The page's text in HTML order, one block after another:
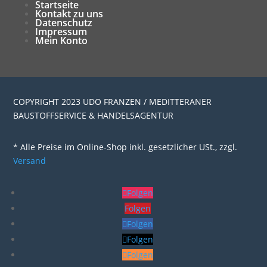
Startseite
Kontakt zu uns
Datenschutz
Impressum
Mein Konto
COPYRIGHT 2023 UDO FRANZEN / MEDITTERANER
BAUSTOFFSERVICE & HANDELSAGENTUR
* Alle Preise im Online-Shop inkl. gesetzlicher USt., zzgl.
Versand
Folgen
Folgen
Folgen
Folgen
Folgen